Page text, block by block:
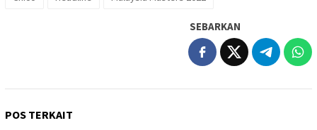
SEBARKAN
POS TERKAIT